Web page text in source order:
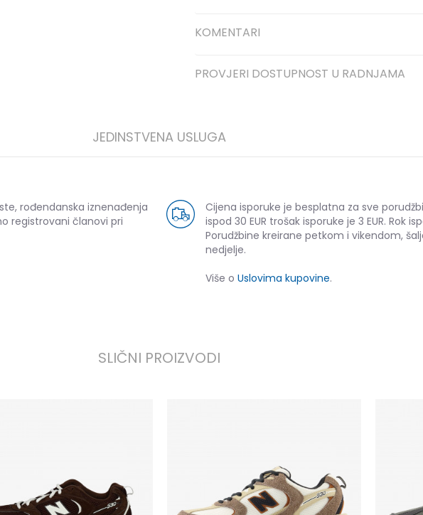
KOMENTARI
PROVJERI DOSTUPNOST U RADNJAMA
JEDINSTVENA USLUGA
rođendanska iznenađenja
registrovani članovi pri
Cijena isporuke je besplatna za sve
ispod 30 EUR trošak isporuke je 3 EUR. Rok
Porudžbine kreirane petkom i vikendom,
nedjelje.
Više o Uslovima kupovine.
SLIČNI PROIZVODI